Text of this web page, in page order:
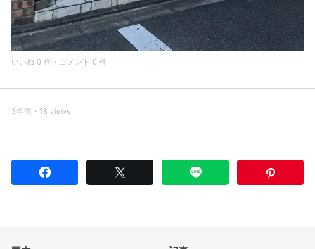
いいね 0 件・コメント 0 件
3年前・18 views